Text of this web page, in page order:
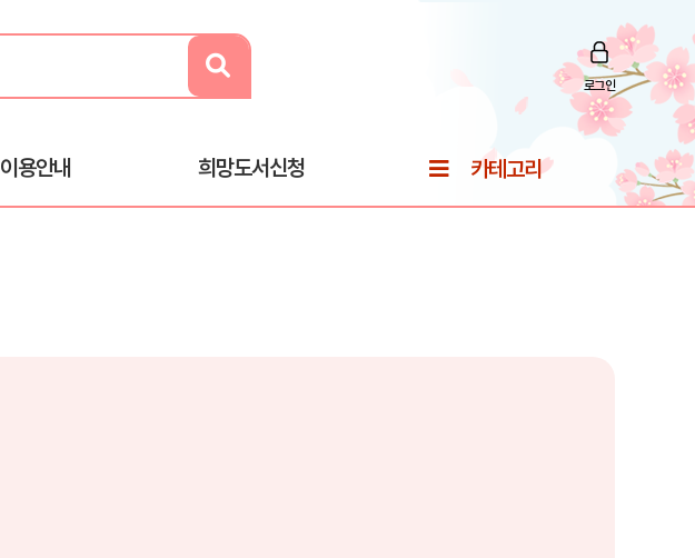
로그인
이용안내 희망도서신청 카테고리